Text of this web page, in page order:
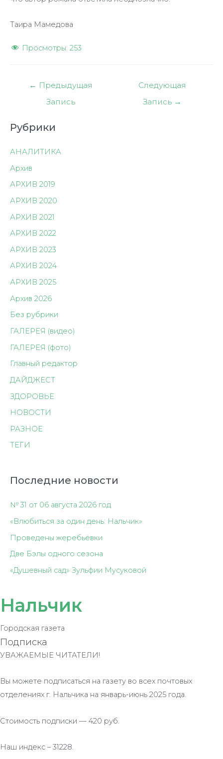
Таира Мамедова
Просмотры: 253
Навигация
← Предыдущая
Запись
Следующая
Запись →
Рубрики
АНАЛИТИКА
Архив
АРХИВ 2019
АРХИВ 2020
АРХИВ 2021
АРХИВ 2022
АРХИВ 2023
АРХИВ 2024
АРХИВ 2025
Архив 2026
Без рубрики
ГАЛЕРЕЯ (видео)
ГАЛЕРЕЯ (фото)
Главный редактор
ДАЙДЖЕСТ
ЗДОРОВЬЕ
НОВОСТИ
РАЗНОЕ
ТЕГИ
Последние новости
№ 31 от 06 августа 2026 год
«Влюбиться за один день: Нальчик»
Проведены жеребьёвки
Две Бэлы одного сезона
«Душевный сад» Зульфии Мусуковой
Нальчик
Городская газета
Подписка
УВАЖАЕМЫЕ ЧИТАТЕЛИ!
Вы можете подписаться на газету во всех почтовых
отделениях г. Нальчика на январь-июнь 2025 года.
Стоимость подписки — 420 руб.
Наш индекс – 31228.